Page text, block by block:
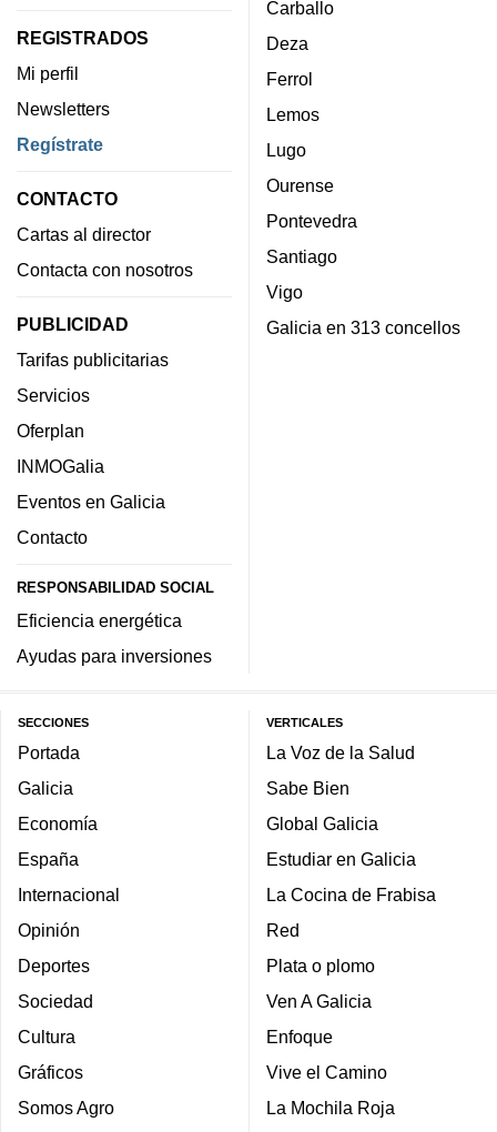
REGISTRADOS
Mi perfil
Newsletters
Regístrate
CONTACTO
Cartas al director
Contacta con nosotros
PUBLICIDAD
Tarifas publicitarias
Servicios
Oferplan
INMOGalia
Eventos en Galicia
Contacto
RESPONSABILIDAD SOCIAL
Eficiencia energética
Ayudas para inversiones
Carballo
Deza
Ferrol
Lemos
Lugo
Ourense
Pontevedra
Santiago
Vigo
Galicia en 313 concellos
SECCIONES
Portada
Galicia
Economía
España
Internacional
Opinión
Deportes
Sociedad
Cultura
Gráficos
Somos Agro
VERTICALES
La Voz de la Salud
Sabe Bien
Global Galicia
Estudiar en Galicia
La Cocina de Frabisa
Red
Plata o plomo
Ven A Galicia
Enfoque
Vive el Camino
La Mochila Roja